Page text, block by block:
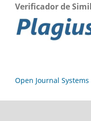
Verificador de
Open Journal Systems